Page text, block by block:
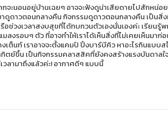
ะนอนอยู่บ้านเฉยๆ อาจจะฟังดูน่าเสียดายไปสักหน่
ดาวตอนกลางคืน กิจกรรมดูดาวตอนกลางคืน เป็นสิ่ง
ช่วงเวลาสงบสุขที่ได้ทบทวนตัวเองนั่นเองค่ะ เรียน
งรอบๆ ตัว ที่อาจทำให้เราได้เห็นสิ่งที่ไม่เคยเห็นมา
ต็นท์ เราอาจจะตั้งแคมป์ ปิ้งบาร์บีคิว หาอะไรกินแบ
ย์ขึ้น เป็นกิจกรรมคลาสสิคที่ยังคงสร้างแรงบันดาลใ
วลามาถึงแล้วค่ะ! อากาศดีๆ แบบนี้